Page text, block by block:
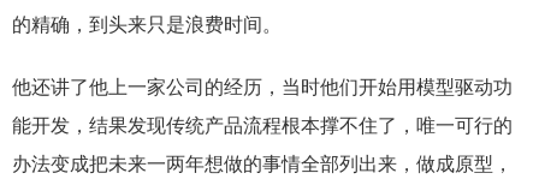
的精确，到头来只是浪费时间。
他还讲了他上一家公司的经历，当时他们开始用模型驱动功
能开发，结果发现传统产品流程根本撑不住了，唯一可行的
办法变成把未来一两年想做的事情全部列出来，做成原型，